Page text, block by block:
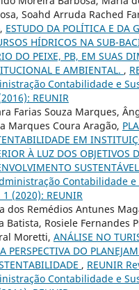
Soahd Arruda Rached
ESTUDO DA POLÍTICA E DA
HÍDRICOS NA SUB-
DO PEIXE, PB, EM SUAS
E AMBIENTAL. ,
Contabilidade e
REUNIR
Farias Souza Marques,
Marques Coura Aragão,
EM
À LUZ DOS OBJETIVOS
SUSTENTÁVEL
Contabilidade
1 (2020): REUNIR
dos Remédios Antunes
Batista, Rosiele Fernandes
Moretti, ANÁLISE NO
PERSPECTIVA DO
, REUNIR
Contabilidade e